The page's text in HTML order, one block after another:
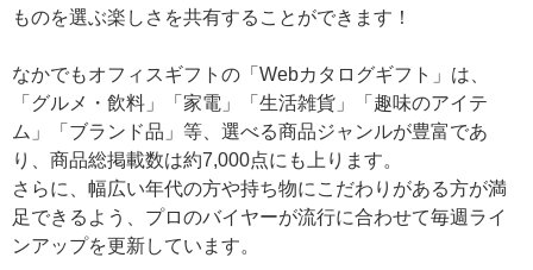
ものを選ぶ楽しさを共有することができます！
なかでもオフィスギフトの「Webカタログギフト」は、
「グルメ・飲料」「家電」「生活雑貨」「趣味のアイテ
ム」「ブランド品」等、選べる商品ジャンルが豊富であ
り、商品総掲載数は約7,000点にも上ります。
さらに、幅広い年代の方や持ち物にこだわりがある方が満
足できるよう、プロのバイヤーが流行に合わせて毎週ライ
ンアップを更新しています。